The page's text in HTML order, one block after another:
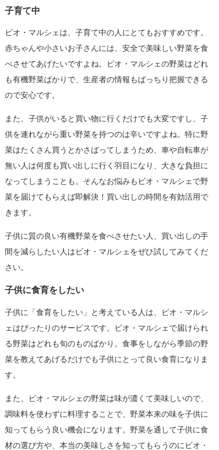
子育て中
ビオ・マルシェは、子育て中の人にとてもおすすめです。
赤ちゃんや小さいお子さんには、安全で美味しい野菜を食
べさせてあげたいですよね。ビオ・マルシェの野菜はどれ
も有機野菜ばかりで、生産者の情報もばっちり把握できる
ので安心です。
また、子供がいると買い物に行くだけでも大変ですし、子
供を連れながら重い野菜を持つのは辛いですよね。特に野
菜はたくさん買うとかさばってしまうため、車や自転車が
無い人は何度も買い出しに行く羽目になり、大きな負担に
なってしまうことも。そんなお悩みもビオ・マルシェで野
菜を届けてもらえば即解決！買い出しの時間を有効活用で
きます。
子供に質の良い有機野菜を食べさせたい人、買い出しの手
間を減らしたい人はビオ・マルシェをぜひ試してみてくだ
さい。
子供に食育をしたい
子供に「食育をしたい」と考えている人は、ビオ・マルシ
ェはぴったりのサービスです。ビオ・マルシェで届けられ
る野菜はどれも旬のものばかり。食事をしながら季節の野
菜を教えてあげるだけでも子供にとって良い食育になりま
す。
また、ビオ・マルシェの野菜は味が濃くて美味しいので、
調味料を使わずに料理することで、野菜本来の味を子供に
知ってもらう良い機会になります。野菜を通して子供に食
材の選び方や、本当の美味しさを知ってもらうのにビオ・